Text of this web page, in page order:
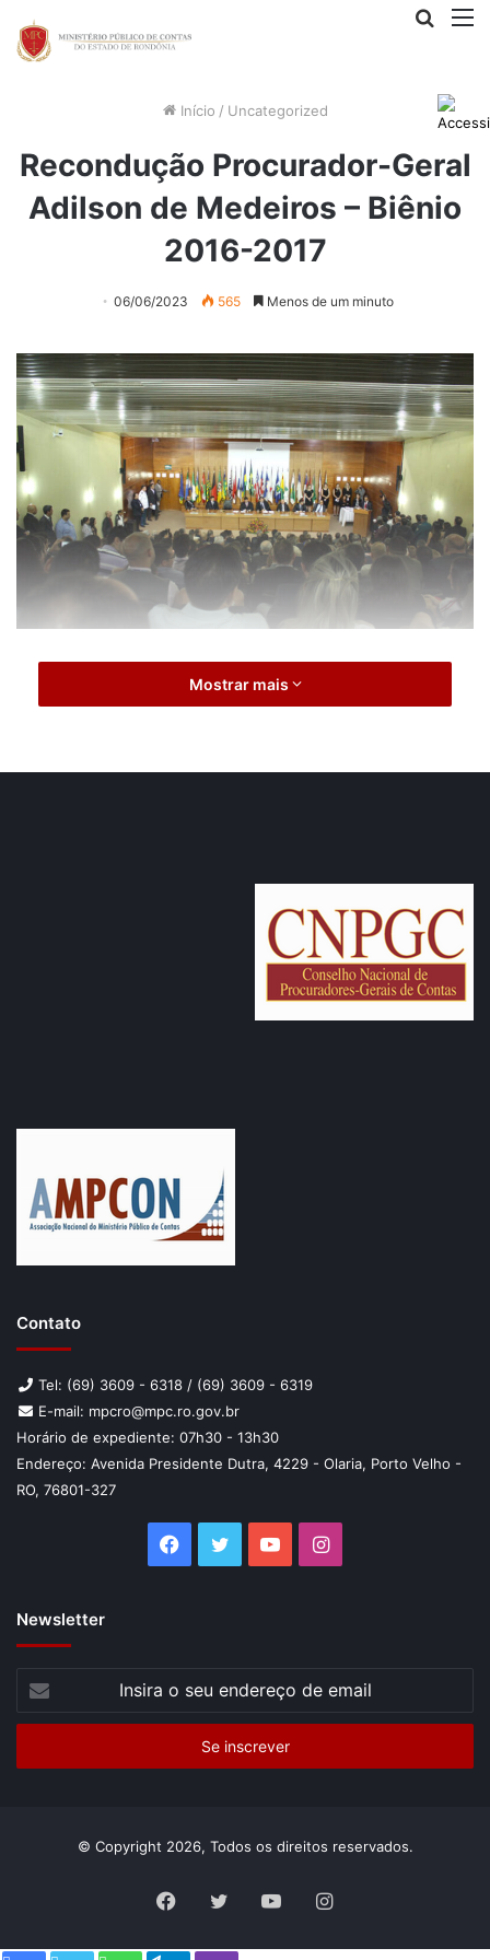
Início / Uncategorized
Recondução Procurador-Geral
Adilson de Medeiros – Biênio
2016-2017
06/06/2023 565 Menos de um minuto
Mostrar mais
Contato
Tel: (69) 3609 - 6318 / (69) 3609 - 6319
E-mail: mpcro@mpc.ro.gov.br
Horário de expediente: 07h30 - 13h30
Endereço: Avenida Presidente Dutra, 4229 - Olaria, Porto Velho -
RO, 76801-327
Facebook
TwitterYouTubeInstagram
Newsletter
seu
de
© Copyright 2026, Todos os direitos reservados.
Facebook
TwitterYouTubeInstagram